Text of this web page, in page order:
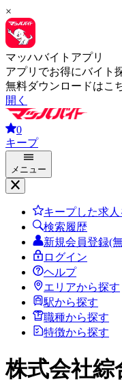
×
マッハバイトアプリ
アプリでお得にバイト
無料ダウンロードはこ
開く
0
キープ
メニュー
キープした求人
検索履歴
新規会員登録(
ログイン
ヘルプ
エリアから探す
駅から探す
職種から探す
特徴から探す
株式会社